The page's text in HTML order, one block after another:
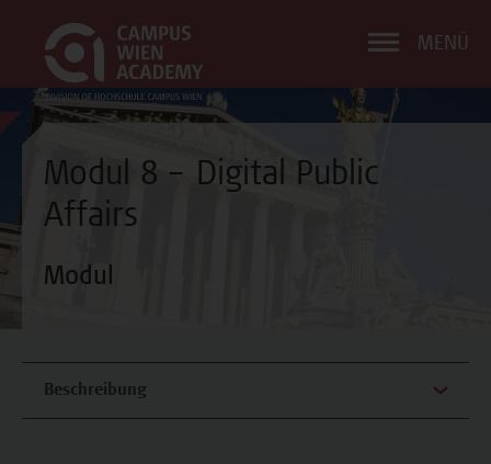
MENÜ
Modul 8 – Digital Public
Affairs
Modul
Beschreibung